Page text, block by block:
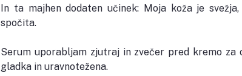
In ta majhen dodaten učinek: Moja koža je
spočita.
Serum uporabljam zjutraj in zvečer pred kremo za
gladka in uravnotežena.